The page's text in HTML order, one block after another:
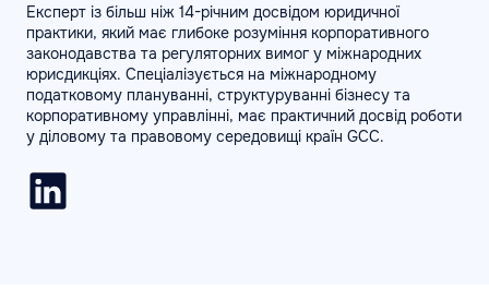
Експерт із більш ніж 14-річним досвідом юридичної
практики, який має глибоке розуміння корпоративного
законодавства та регуляторних вимог у міжнародних
юрисдикціях. Спеціалізується на міжнародному
податковому плануванні, структуруванні бізнесу та
корпоративному управлінні, має практичний досвід роботи
у діловому та правовому середовищі країн GCC.